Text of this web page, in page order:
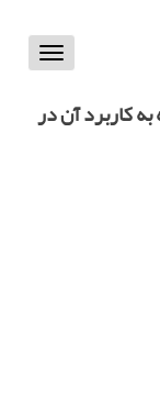
Toggle
کاربرد آن در